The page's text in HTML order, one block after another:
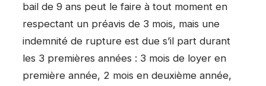
bail de 9 ans peut le faire à tout moment en
respectant un préavis de 3 mois, mais une
indemnité de rupture est due s’il part durant
les 3 premières années : 3 mois de loyer en
première année, 2 mois en deuxième année,